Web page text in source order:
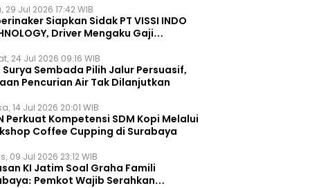
29 Jul 2026 17:42 WIB
Siapkan Sidak PT VISSI INDO
Driver Mengaku Gaji
24 Jul 2026 09:16 WIB
Surya Sembada Pilih Jalur Persuasif,
Pencurian Air Tak Dilanjutkan
14 Jul 2026 20:01 WIB
Perkuat Kompetensi SDM Kopi Melalui
Coffee Cupping di Surabaya
09 Jul 2026 23:12 WIB
KI Jatim Soal Graha Famili
Pemkot Wajib Serahkan